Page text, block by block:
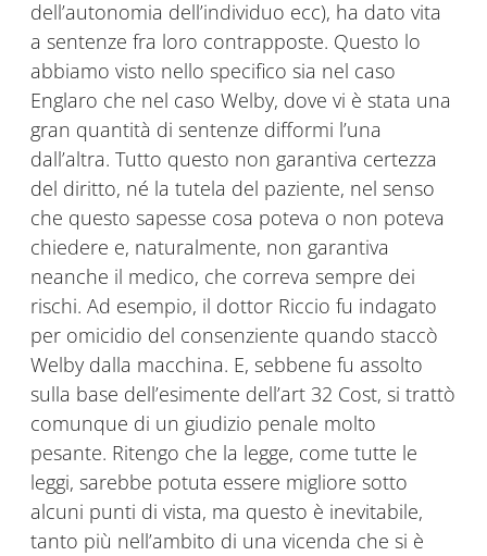
dell’autonomia dell’individuo ecc), ha dato vita
a sentenze fra loro contrapposte. Questo lo
abbiamo visto nello specifico sia nel caso
Englaro che nel caso Welby, dove vi è stata una
gran quantità di sentenze difformi l’una
dall’altra. Tutto questo non garantiva certezza
del diritto, né la tutela del paziente, nel senso
che questo sapesse cosa poteva o non poteva
chiedere e, naturalmente, non garantiva
neanche il medico, che correva sempre dei
rischi. Ad esempio, il dottor Riccio fu indagato
per omicidio del consenziente quando staccò
Welby dalla macchina. E, sebbene fu assolto
sulla base dell’esimente dell’art 32 Cost, si trattò
comunque di un giudizio penale molto
pesante. Ritengo che la legge, come tutte le
leggi, sarebbe potuta essere migliore sotto
alcuni punti di vista, ma questo è inevitabile,
tanto più nell’ambito di una vicenda che si è